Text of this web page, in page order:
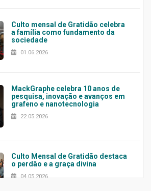
Culto mensal de Gratidão celebra
a família como fundamento da
sociedade
01.06.2026
MackGraphe celebra 10 anos de
pesquisa, inovação e avanços em
grafeno e nanotecnologia
22.05.2026
Culto Mensal de Gratidão destaca
o perdão e a graça divina
04.05.2026